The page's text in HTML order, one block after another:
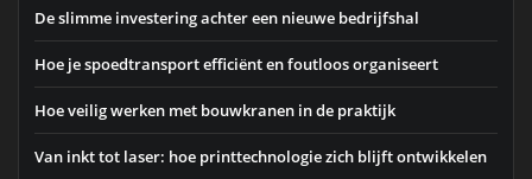
De slimme investering achter een nieuwe bedrijfshal
Hoe je spoedtransport efficiënt en foutloos organiseert
Hoe veilig werken met bouwkranen in de praktijk
Van inkt tot laser: hoe printtechnologie zich blijft ontwikkelen